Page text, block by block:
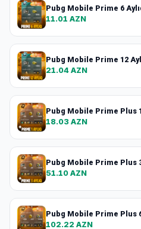
Pubg Mobile Prime 6
11.01 AZN
Pubg Mobile Prime 12
21.04 AZN
Pubg Mobile Prime Plus
18.03 AZN
Pubg Mobile Prime Plus
51.10 AZN
Pubg Mobile Prime Plus
102.22 AZN